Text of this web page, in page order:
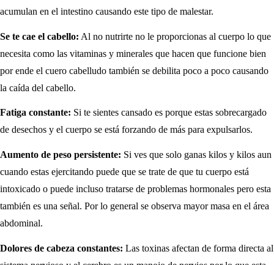
acumulan en el intestino causando este tipo de malestar.
Se te cae el cabello: Al no nutrirte no le proporcionas al cuerpo lo que
necesita como las vitaminas y minerales que hacen que funcione bien
por ende el cuero cabelludo también se debilita poco a poco causando
la caída del cabello.
Fatiga constante: Si te sientes cansado es porque estas sobrecargado
de desechos y el cuerpo se está forzando de más para expulsarlos.
Aumento de peso persistente: Si ves que solo ganas kilos y kilos aun
cuando estas ejercitando puede que se trate de que tu cuerpo está
intoxicado o puede incluso tratarse de problemas hormonales pero esta
también es una señal. Por lo general se observa mayor masa en el área
abdominal.
Dolores de cabeza constantes: Las toxinas afectan de forma directa al